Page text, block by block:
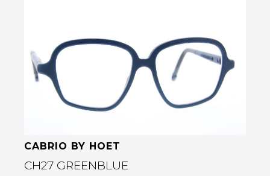
CABRIO BY HOET
CH27 GREENBLUE